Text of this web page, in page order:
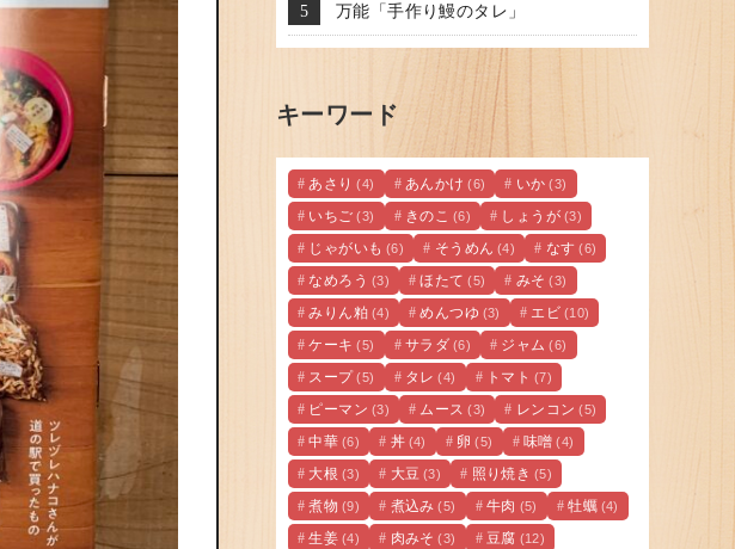
万能「手作り鰻のタレ」
キーワード
あさり (4) あんかけ (6) いか (3)
いちご (3) きのこ (6) しょうが (3)
じゃがいも (6) そうめん (4) なす (6)
なめろう (3) ほたて (5) みそ (3)
みりん粕 (4) めんつゆ (3) エビ (10)
ケーキ (5) サラダ (6) ジャム (6)
スープ (5) タレ (4) トマト (7)
ピーマン (3) ムース (3) レンコン (5)
中華 (6) 丼 (4) 卵 (5) 味噌 (4)
大根 (3) 大豆 (3) 照り焼き (5)
煮物 (9) 煮込み (5) 牛肉 (5) 牡蠣 (4)
生姜 (4) 肉みそ (3) 豆腐 (12)